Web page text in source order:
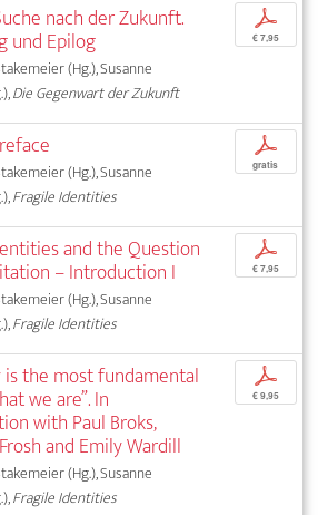
nach der Zukunft.
und Epilog
(Hg.), Susanne
Die Gegenwart der Zukunft
p
€ 7,95
(Hg.), Susanne
Fragile Identities
p
gratis
and the Question
– Introduction I
(Hg.), Susanne
Fragile Identities
p
€ 7,95
is the most fundamental
we are”. In
with Paul Broks,
and Emily Wardill
(Hg.), Susanne
Fragile Identities
p
€ 9,95